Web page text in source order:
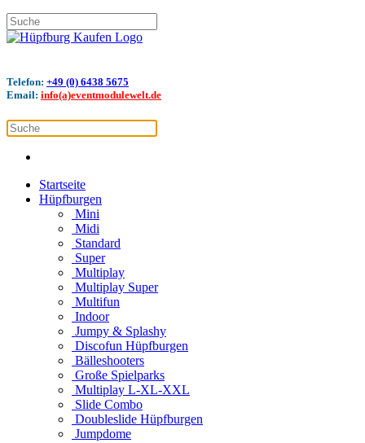
Telefon: +49 (0) 6438 5675
Email: info(a)eventmodulewelt.de
Startseite
Hüpfburgen
Mini
Midi
Standard
Super
Multiplay
Multiplay Super
Multifun
Indoor
Jumpy & Splashy
Discofun Hüpfburgen
Bälleshooters
Große Spielparks
Multiplay L-XL-XXL
Slide Combo
Doubleslide Hüpfburgen
Jumpdome